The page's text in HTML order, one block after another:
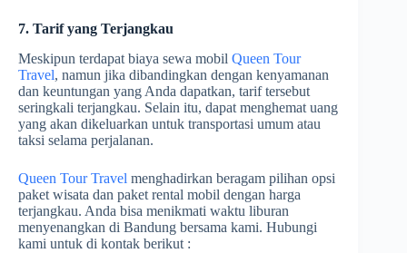
7. Tarif yang Terjangkau
Meskipun terdapat biaya sewa mobil Queen Tour
Travel, namun jika dibandingkan dengan kenyamanan
dan keuntungan yang Anda dapatkan, tarif tersebut
seringkali terjangkau. Selain itu, dapat menghemat uang
yang akan dikeluarkan untuk transportasi umum atau
taksi selama perjalanan.
Queen Tour Travel menghadirkan beragam pilihan opsi
paket wisata dan paket rental mobil dengan harga
terjangkau. Anda bisa menikmati waktu liburan
menyenangkan di Bandung bersama kami. Hubungi
kami untuk di kontak berikut :